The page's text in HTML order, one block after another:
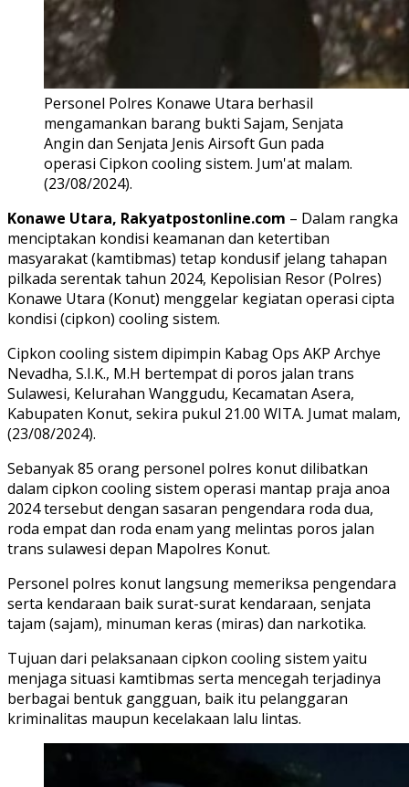
Personel Polres Konawe Utara berhasil
mengamankan barang bukti Sajam, Senjata
Angin dan Senjata Jenis Airsoft Gun pada
operasi Cipkon cooling sistem. Jum'at malam.
(23/08/2024).
Konawe Utara, Rakyatpostonline.com – Dalam rangka
menciptakan kondisi keamanan dan ketertiban
masyarakat (kamtibmas) tetap kondusif jelang tahapan
pilkada serentak tahun 2024, Kepolisian Resor (Polres)
Konawe Utara (Konut) menggelar kegiatan operasi cipta
kondisi (cipkon) cooling sistem.
Cipkon cooling sistem dipimpin Kabag Ops AKP Archye
Nevadha, S.I.K., M.H bertempat di poros jalan trans
Sulawesi, Kelurahan Wanggudu, Kecamatan Asera,
Kabupaten Konut, sekira pukul 21.00 WITA. Jumat malam,
(23/08/2024).
Sebanyak 85 orang personel polres konut dilibatkan
dalam cipkon cooling sistem operasi mantap praja anoa
2024 tersebut dengan sasaran pengendara roda dua,
roda empat dan roda enam yang melintas poros jalan
trans sulawesi depan Mapolres Konut.
Personel polres konut langsung memeriksa pengendara
serta kendaraan baik surat-surat kendaraan, senjata
tajam (sajam), minuman keras (miras) dan narkotika.
Tujuan dari pelaksanaan cipkon cooling sistem yaitu
menjaga situasi kamtibmas serta mencegah terjadinya
berbagai bentuk gangguan, baik itu pelanggaran
kriminalitas maupun kecelakaan lalu lintas.